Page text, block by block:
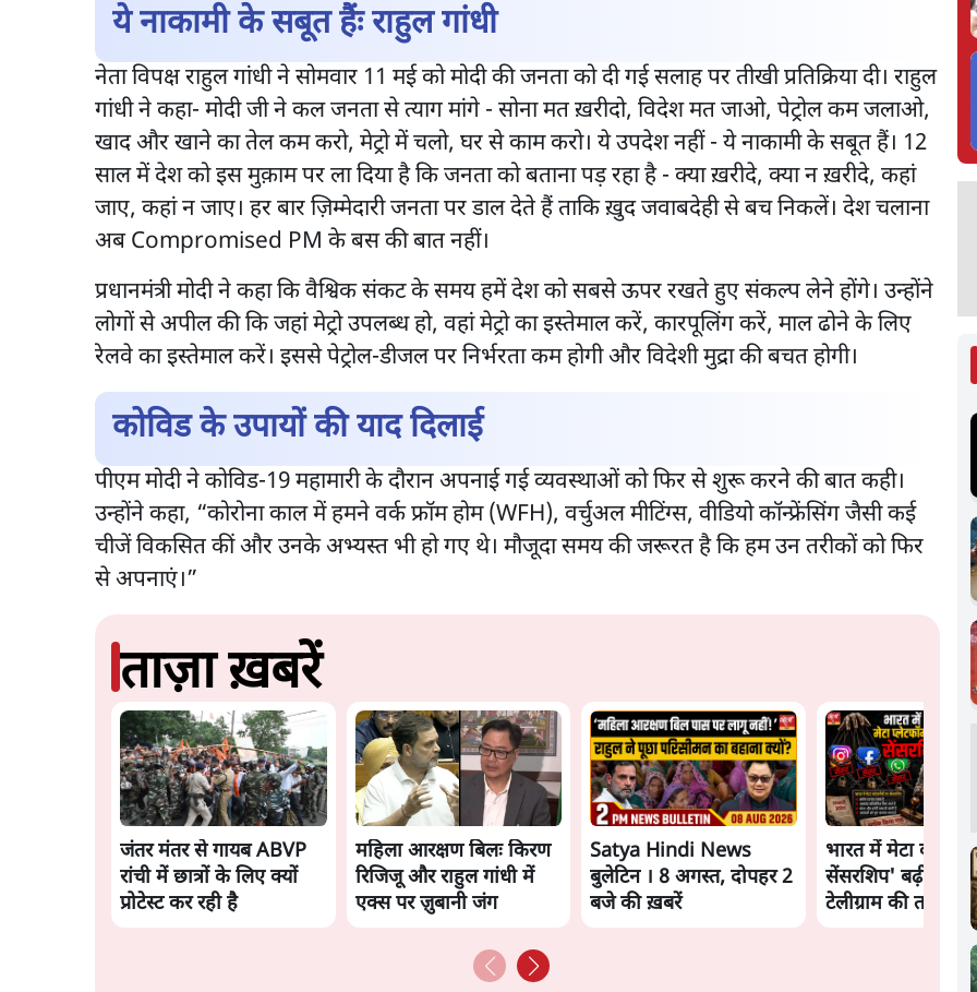
ये नाकामी के सबूत हैंः राहुल गांधी
नेता विपक्ष राहुल गांधी ने सोमवार 11 मई को मोदी की जनता को दी गई सलाह पर तीखी प्रतिक्रिया दी। राहुल
गांधी ने कहा- मोदी जी ने कल जनता से त्याग मांगे - सोना मत ख़रीदो, विदेश मत जाओ, पेट्रोल कम जलाओ,
खाद और खाने का तेल कम करो, मेट्रो में चलो, घर से काम करो। ये उपदेश नहीं - ये नाकामी के सबूत हैं। 12
साल में देश को इस मुक़ाम पर ला दिया है कि जनता को बताना पड़ रहा है - क्या ख़रीदे, क्या न ख़रीदे, कहां
जाए, कहां न जाए। हर बार ज़िम्मेदारी जनता पर डाल देते हैं ताकि ख़ुद जवाबदेही से बच निकलें। देश चलाना
अब Compromised PM के बस की बात नहीं।
प्रधानमंत्री मोदी ने कहा कि वैश्विक संकट के समय हमें देश को सबसे ऊपर रखते हुए संकल्प लेने होंगे। उन्होंने
लोगों से अपील की कि जहां मेट्रो उपलब्ध हो, वहां मेट्रो का इस्तेमाल करें, कारपूलिंग करें, माल ढोने के लिए
रेलवे का इस्तेमाल करें। इससे पेट्रोल-डीजल पर निर्भरता कम होगी और विदेशी मुद्रा की बचत होगी।
कोविड के उपायों की याद दिलाई
पीएम मोदी ने कोविड-19 महामारी के दौरान अपनाई गई व्यवस्थाओं को फिर से शुरू करने की बात कही।
उन्होंने कहा, “कोरोना काल में हमने वर्क फ्रॉम होम (WFH), वर्चुअल मीटिंग्स, वीडियो कॉन्फ्रेंसिंग जैसी कई
चीजें विकसित कीं और उनके अभ्यस्त भी हो गए थे। मौजूदा समय की जरूरत है कि हम उन तरीकों को फिर
से अपनाएं।”
ताज़ा ख़बरें
जंतर मंतर से गायब ABVP
रांची में छात्रों के लिए क्यों
प्रोटेस्ट कर रही है
महिला आरक्षण बिलः किरण
रिजिजू और राहुल गांधी में
एक्स पर ज़ुबानी जंग
Satya Hindi News
बुलेटिन । 8 अगस्त, दोपहर 2
बजे की ख़बरें
भारत में मेटा की
सेंसरशिप' बढ़ी,
टेलीग्राम की तरफ मुड़े